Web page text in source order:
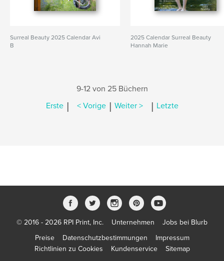
Surreal Beauty 2025 Calendar Avi
B
2025 Calendar Surreal Beauty
Hannah Marie
9-12 von 25 Büchern
Erste | < Vorige | Weiter > | Letzte
© 2016 - 2026 RPI Print, Inc. Unternehmen
Jobs bei Blurb
Preise
Datenschutzbestimmungen
Impressum
Richtlinien zu Cookies
Kundenservice Sitemap